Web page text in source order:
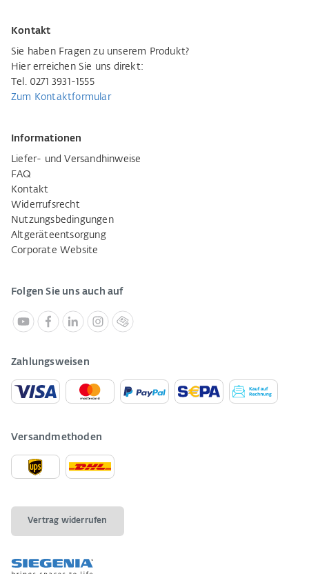
Kontakt
Sie haben Fragen zu unserem Produkt?
Hier erreichen Sie uns direkt:
Tel. 0271 3931-1555
Zum Kontaktformular
Informationen
Liefer- und Versandhinweise
FAQ
Kontakt
Widerrufsrecht
Nutzungsbedingungen
Altgeräteentsorgung
Corporate Website
Folgen Sie uns auch auf
Zahlungsweisen
Versandmethoden
Vertrag widerrufen